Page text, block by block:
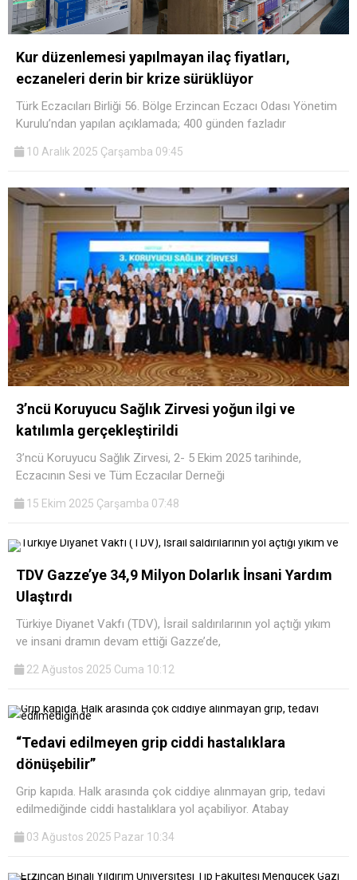
Kur düzenlemesi yapılmayan ilaç fiyatları,
eczaneleri derin bir krize sürüklüyor
Türk Eczacıları Birliği 56. Bölge Erzincan Eczacı Odası Yönetim
Kurulu’ndan yapılan açıklamada; 400 günden fazladır
10 Aralık 2025 Çarşamba 09:45
3’ncü Koruyucu Sağlık Zirvesi yoğun ilgi ve
katılımla gerçekleştirildi
3’ncü Koruyucu Sağlık Zirvesi, 2- 5 Ekim 2025 tarihinde,
Eczacının Sesi ve Tüm Eczacılar Derneği
15 Ekim 2025 Çarşamba 07:48
TDV Gazze’ye 34,9 Milyon Dolarlık İnsani Yardım
Ulaştırdı
Türkiye Diyanet Vakfı (TDV), İsrail saldırılarının yol açtığı yıkım
ve insani dramın devam ettiği Gazze’de,
22 Ağustos 2025 Cuma 10:12
“Tedavi edilmeyen grip ciddi hastalıklara
dönüşebilir”
Grip kapıda. Halk arasında çok ciddiye alınmayan grip, tedavi
edilmediğinde ciddi hastalıklara yol açabiliyor. Atabay
03 Ağustos 2025 Pazar 10:34